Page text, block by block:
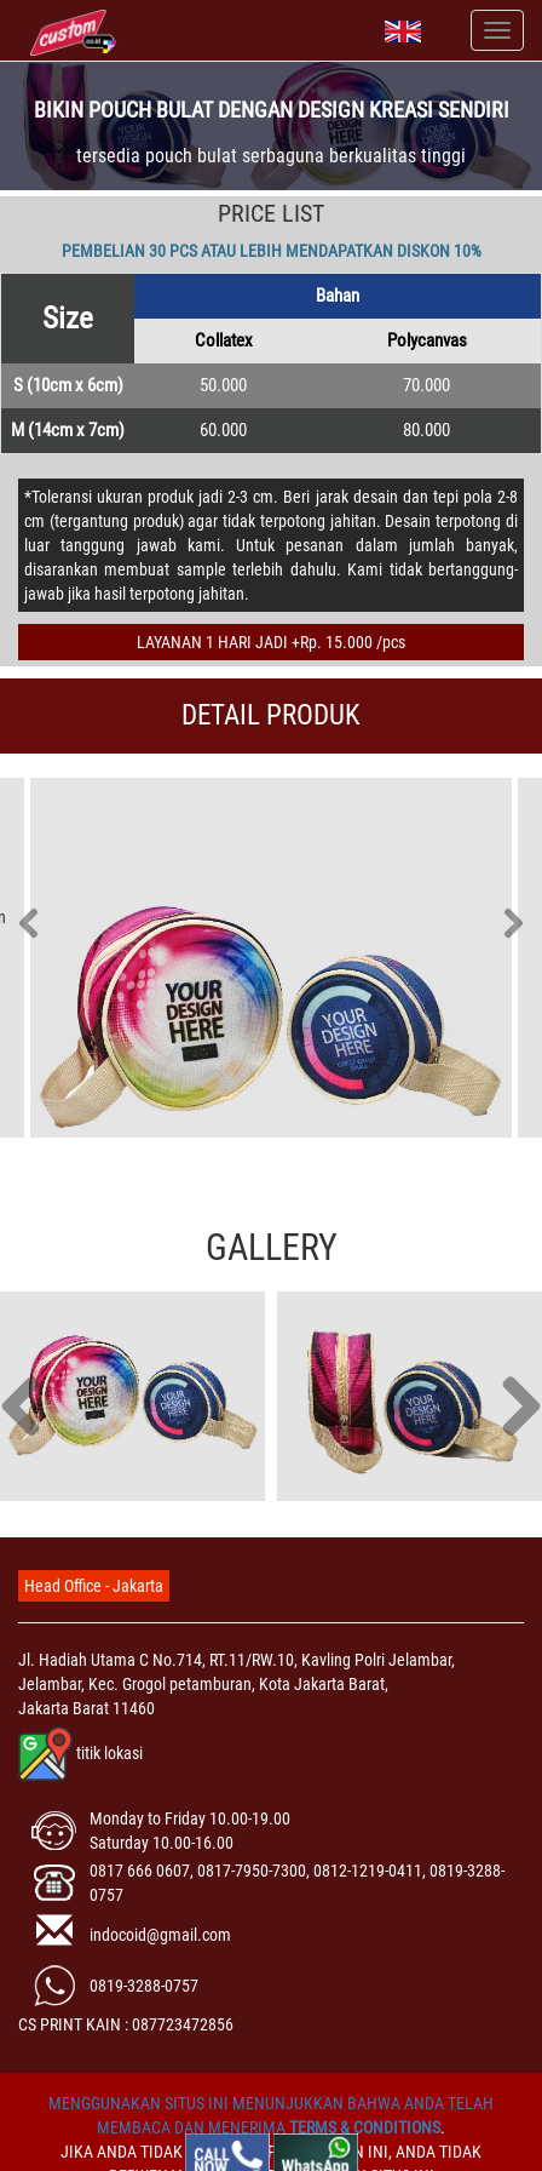
BIKIN POUCH BULAT DENGAN DESIGN KREASI SENDIRI
tersedia pouch bulat serbaguna berkualitas tinggi
PRICE LIST
PEMBELIAN 30 PCS ATAU LEBIH MENDAPATKAN DISKON 10%
Size
Bahan
Collatex Polycanvas
S (10cm x 6cm) 50.000 70.000
M (14cm x 7cm) 60.000 80.000
*Toleransi ukuran produk jadi 2-3 cm. Beri jarak desain dan tepi pola 2-8
cm (tergantung produk) agar tidak terpotong jahitan. Desain terpotong di
luar tanggung jawab kami. Untuk pesanan dalam jumlah banyak,
disarankan membuat sample terlebih dahulu. Kami tidak bertanggung-
jawab jika hasil terpotong jahitan.
LAYANAN 1 HARI JADI +Rp. 15.000 /pcs
DETAIL PRODUK
GALLERY
Head Office - Jakarta
Jl. Hadiah Utama C No.714, RT.11/RW.10, Kavling Polri Jelambar,
Jelambar, Kec. Grogol petamburan, Kota Jakarta Barat,
Jakarta Barat 11460
titik lokasi
Monday to Friday 10.00-19.00
Saturday 10.00-16.00
0817 666 0607, 0817-7950-7300, 0812-1219-0411, 0819-3288-
0757
indocoid@gmail.com
0819-3288-0757
CS PRINT KAIN : 087723472856
MENGGUNAKAN SITUS INI MENUNJUKKAN BAHWA ANDA TELAH
MEMBACA DAN MENERIMATERMS & CONDITIONS.
JIKA ANDA TIDAK MENERIMA PERSYARATAN INI, ANDA TIDAK